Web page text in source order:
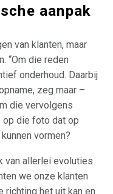
aanpak
van klanten, maar
“Om die reden
onderhoud. Daarbij
zeg maar –
die vervolgens
op die foto dat op
vormen?
van allerlei evoluties
we onze klanten
het uit kan en